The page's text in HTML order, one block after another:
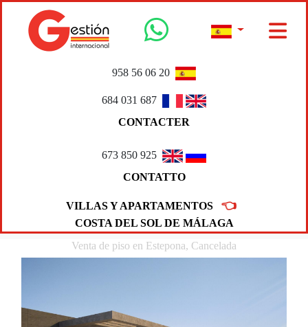
958 56 06 20
684 031 687
CONTACTER
673 850 925
CONTATTO
VILLAS Y APARTAMENTOS 👈
COSTA DEL SOL DE MÁLAGA
Venta de piso en Estepona, Cancelada